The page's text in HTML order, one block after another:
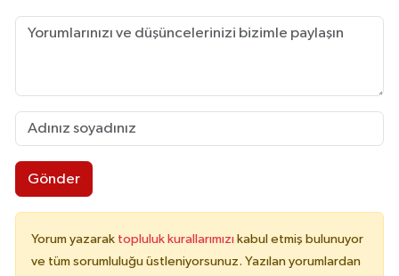
Gönder
Yorum yazarak topluluk kurallarımızı kabul etmiş bulunuyor
ve tüm sorumluluğu üstleniyorsunuz. Yazılan yorumlardan